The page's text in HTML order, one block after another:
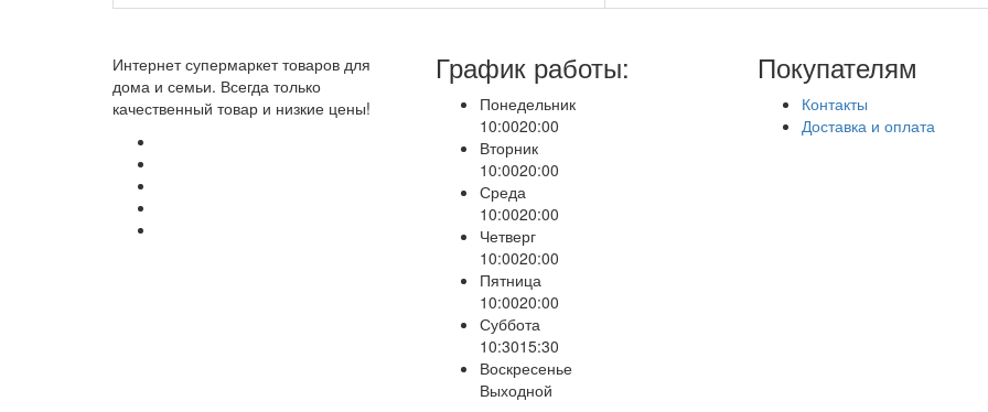
Интернет супермаркет товаров для
дома и семьи. Всегда только
качественный товар и низкие цены!
График работы:
Понедельник
10:0020:00
Вторник
10:0020:00
Среда
10:0020:00
Четверг
10:0020:00
Пятница
10:0020:00
Суббота
10:3015:30
Воскресенье
Выходной
Покупателям
Контакты
Доставка и оплата